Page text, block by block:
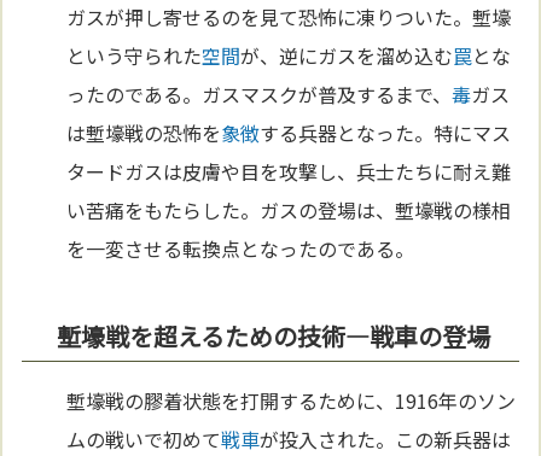
ガスが押し寄せるのを見て恐怖に凍りついた。塹壕
という守られた空間が、逆にガスを溜め込む罠とな
ったのである。ガスマスクが普及するまで、毒ガス
は塹壕戦の恐怖を象徴する兵器となった。特にマス
タードガスは皮膚や目を攻撃し、兵士たちに耐え難
い苦痛をもたらした。ガスの登場は、塹壕戦の様相
を一変させる転換点となったのである。
塹壕戦を超えるための技術—戦車の登場
塹壕戦の膠着状態を打開するために、1916年のソン
ムの戦いで初めて戦車が投入された。この新兵器は